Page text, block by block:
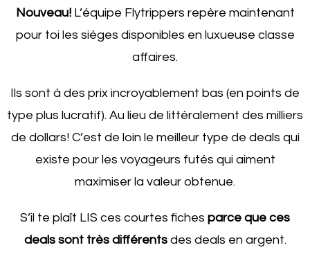
Nouveau!L’équipe Flytrippers repère maintenant
pour toi les sièges disponibles en luxueuse classe
affaires.
Ils sont à des prix incroyablement bas (en points de
type plus lucratif). Au lieu de littéralement des milliers
de dollars! C’est de loin le meilleur type de deals qui
existe pour les voyageurs futés qui aiment
maximiser la valeur obtenue.
S’il te plaît LIS ces courtes fiches parce que ces
deals sont très différentsdes deals en argent.